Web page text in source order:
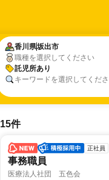
香川県坂出市
職種を選択してください
託児所あり
キーワードを選択してくだ
香川県坂出市
託児所あり
15件
正社員
事務職員
医療法人社団 五色会